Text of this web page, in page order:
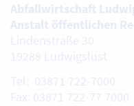
Abfallwirtschaft
Anstalt öffentlichen
Lindenstraße 30
19288 Ludwigslust
Tel: 03871 722-7000
Fax: 03871 722-77 7000